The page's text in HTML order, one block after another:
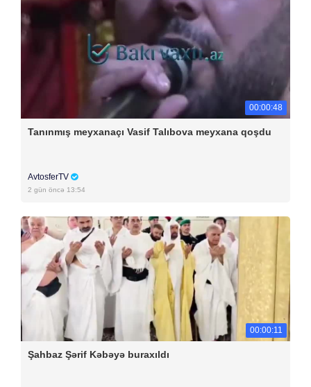
00:00:48
Tanınmış meyxanaçı Vasif Talıbova meyxana qoşdu
AvtosferTV
2 gün öncə 13:54
00:00:11
Şahbaz Şərif Kəbəyə buraxıldı